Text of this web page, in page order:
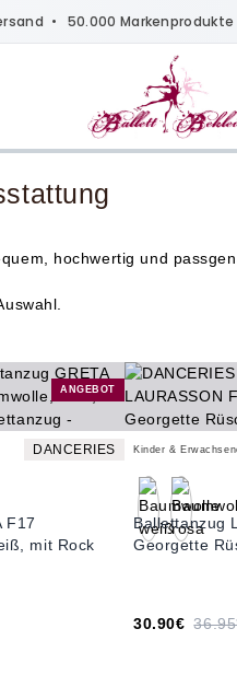
• 50.000
hochwertig und
ANGEBOT
DANCERIES
F17
mit Rock
Kinder &
Ballettanzug
Georgette
30.90€